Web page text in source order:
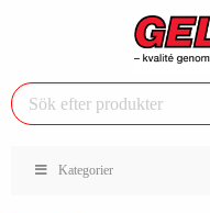
Kategorier